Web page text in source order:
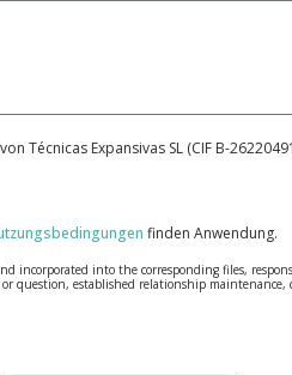
Expansivas SL (CIF B-
finden Anwendung.
incorporated into the corresponding files,
question, established relationship
all the requirements provided for the General